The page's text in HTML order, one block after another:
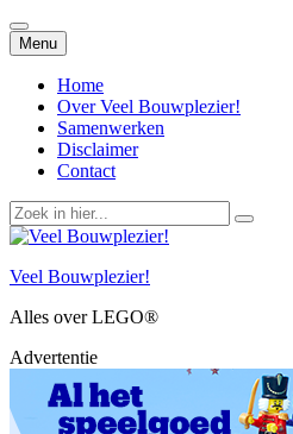
Menu Spring
naar
inhoud
Home
Over Veel Bouwplezier!
Samenwerken
Disclaimer
Contact
Zoek
naar:
Veel Bouwplezier!
Alles over LEGO®
Advertentie